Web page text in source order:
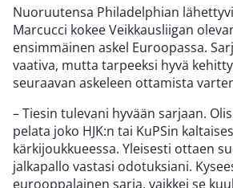
Nuoruutensa Philadelphian
Marcucci kokee Veikkausliigan
ensimmäinen askel Euroopassa.
vaativa, mutta tarpeeksi hyvä
seuraavan askeleen ottamista
– Tiesin tulevani hyvään sarjaan.
pelata joko HJK:n tai KuPSin
kärkijoukkueessa. Yleisesti ottaen
jalkapallo vastasi odotuksiani.
eurooppalainen sarja, vaikkei se